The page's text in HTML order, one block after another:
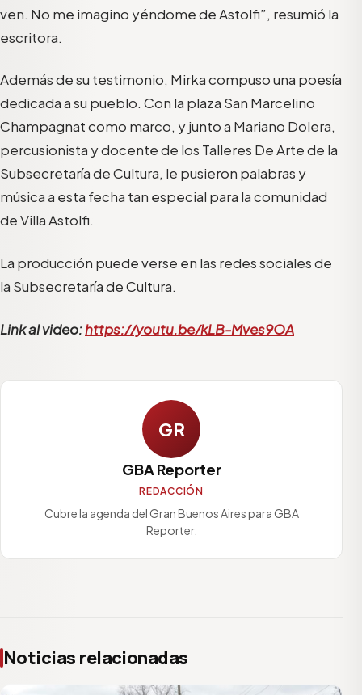
ven. No me imagino yéndome de Astolfi”, resumió la
escritora.
Además de su testimonio, Mirka compuso una poesía
dedicada a su pueblo. Con la plaza San Marcelino
Champagnat como marco, y junto a Mariano Dolera,
percusionista y docente de los Talleres De Arte de la
Subsecretaría de Cultura, le pusieron palabras y
música a esta fecha tan especial para la comunidad
de Villa Astolfi.
La producción puede verse en las redes sociales de
la Subsecretaría de Cultura.
Link al video:https://youtu.be/kLB-Mves9OA
GR
GBA Reporter
REDACCIÓN
Cubre la agenda del Gran Buenos Aires para GBA
Reporter.
Noticias relacionadas